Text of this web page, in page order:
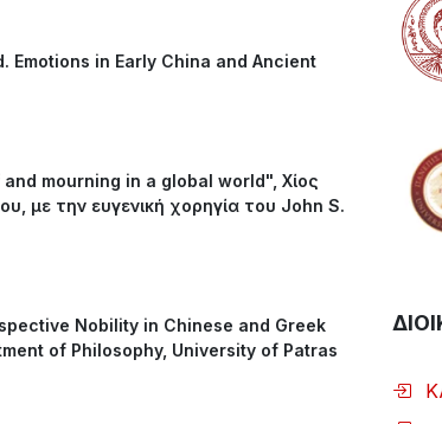
Emotions in Early China and Ancient
mourning in a global world", Χίος
με την ευγενική χορηγία του John S.
Nobility in Chinese and Greek
of Philosophy, University of Patras